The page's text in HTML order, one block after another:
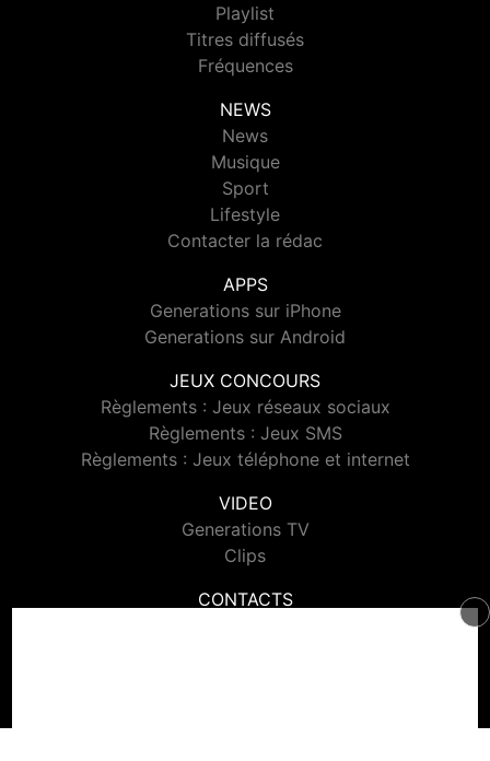
Playlist
Titres diffusés
Fréquences
NEWS
News
Musique
Sport
Lifestyle
Contacter la rédac
APPS
Generations sur iPhone
Generations sur Android
JEUX CONCOURS
Règlements : Jeux réseaux sociaux
Règlements : Jeux SMS
Règlements : Jeux téléphone et internet
VIDEO
Generations TV
Clips
CONTACTS